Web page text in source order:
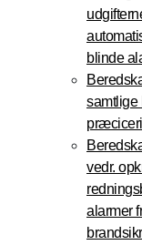
blinde
samtlige
vedr.
alarmer